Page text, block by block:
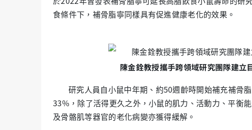
食條件下，補骨脂寧同樣具有促進健康老化的效果。
陳金銓教授攜手跨領域研究團隊建立
研究人員自小鼠中年期、約50週齡時開始補充補骨
33%，除了活得更久之外，小鼠的肌力、活動力、平衡
及骨骼肌等器官的老化病變亦獲得緩解。